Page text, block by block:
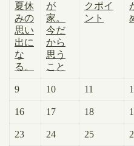
夏休
みの
思い
出に
な
る。
が
家。
今だ
から
思う
こと
クポイ
ント
9 10 11
16 17 18
23 24 25